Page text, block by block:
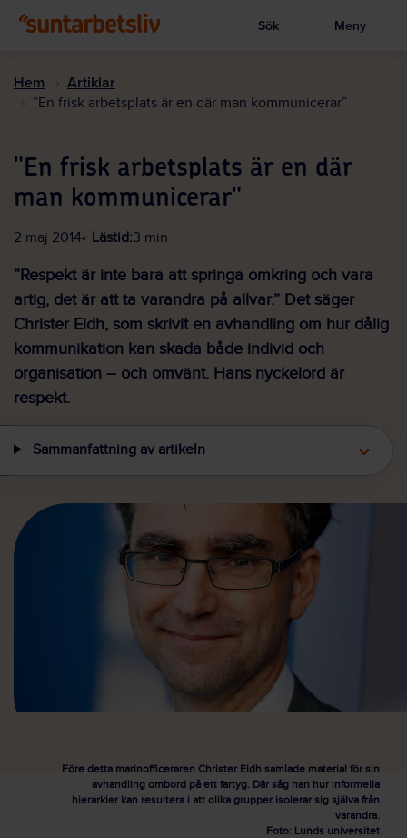
huvudinnehållet
Visa sökruta
Sök Meny
Hem Artiklar
”En frisk arbetsplats är en där man kommunicerar”
"En frisk arbetsplats är en där
man kommunicerar"
2 maj 2014 Lästid:3 min
”Respekt är inte bara att springa omkring och vara
artig, det är att ta varandra på allvar.” Det säger
Christer Eldh, som skrivit en avhandling om hur dålig
kommunikation kan skada både individ och
organisation – och omvänt. Hans nyckelord är
respekt.
Sammanfattning av artikeln
Före detta marinofficeraren Christer Eldh samlade material för sin
avhandling ombord på ett fartyg. Där såg han hur informella
hierarkier kan resultera i att olika grupper isolerar sig själva från
varandra.
Foto: Lunds universitet